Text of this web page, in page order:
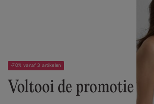
-70% vanaf 3 artikelen
Voltooi de promotie